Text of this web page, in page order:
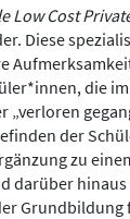
Low Cost
Diese
die
„verloren
der
zu
darüber